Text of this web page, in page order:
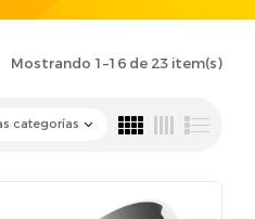
Mostrando 1–16 de 23 item(s)
categorías